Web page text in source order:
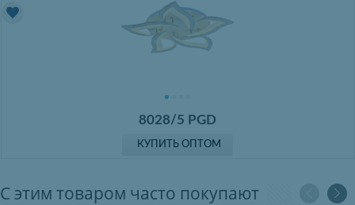
8028/5 PGD
КУПИТЬ ОПТОМ
С этим товаром часто покупают